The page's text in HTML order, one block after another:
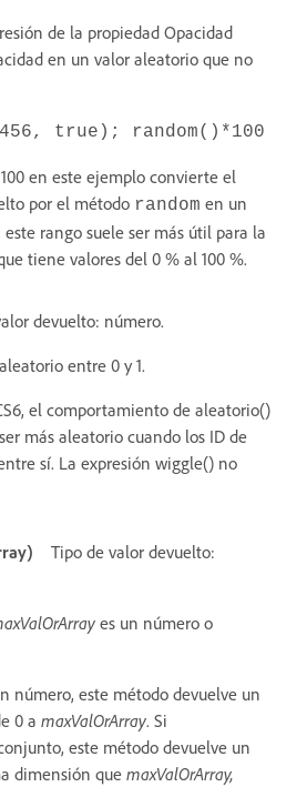
de la propiedad Opacidad
en un valor aleatorio que no
true); random()*100
en este ejemplo convierte el
por el método random en un
rango suele ser más útil para la
tiene valores del 0 % al 100 %.
devuelto: número.
entre 0 y 1.
el comportamiento de aleatorio()
más aleatorio cuando los ID de
sí. La expresión wiggle() no
Tipo de valor devuelto:
es un número o
número, este método devuelve un
0 a maxValOrArray. Si
este método devuelve un
dimensión que maxValOrArray,